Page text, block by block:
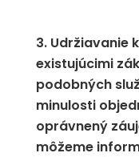
Udržiavanie
existujúcimi
podobných
minulosti
oprávnený
môžeme